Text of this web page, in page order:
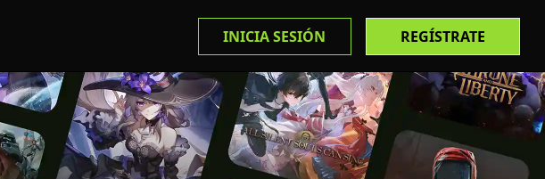
INICIA SESIÓN REGÍSTRATE